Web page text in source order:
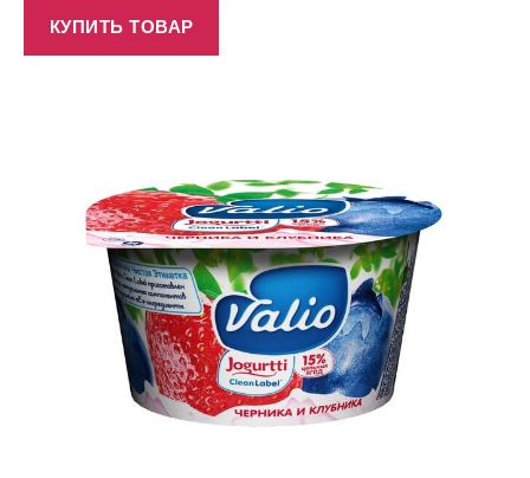
КУПИТЬ ТОВАР